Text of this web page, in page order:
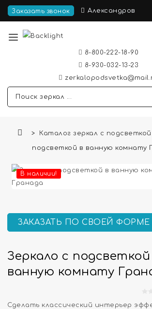
Заказать звонок Александров
8-800-222-18-90
8-930-032-13-23
Каталог зеркал с подсветкой
подсветкой в ванную комнату
В наличии!
ЗАКАЗАТЬ ПО СВОЕЙ ФОРМЕ
Зеркало с подсветкой
ванную комнату
Сделать классический интерьер